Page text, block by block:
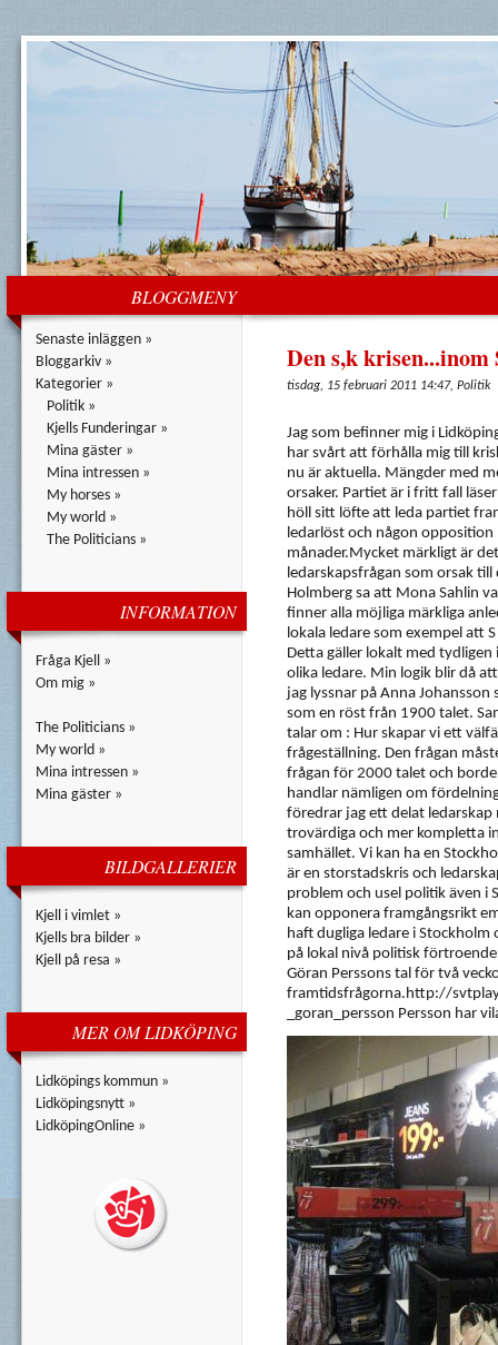
BLOGGMENY
Senaste inläggen »
Bloggarkiv »
Kategorier »
Politik »
Kjells Funderingar »
Mina gäster »
Mina intressen »
My horses »
My world »
The Politicians »
INFORMATION
Fråga Kjell »
Om mig »
The Politicians »
My world »
Mina intressen »
Mina gäster »
BILDGALLERIER
Kjell i vimlet »
Kjells bra bilder »
Kjell på resa »
MER OM LIDKÖPING
Lidköpings kommun »
Lidköpingsnytt »
LidköpingOnline »
Den s,k krisen...inom
tisdag, 15 februari 2011 14:47, Politik
Jag som befinner mig i
har svårt att förhålla mig till
nu är aktuella. Mängder med
orsaker. Partiet är i fritt fall
höll sitt löfte att leda partiet
ledarlöst och någon
månader.Mycket märkligt är
ledarskapsfrågan som orsak
Holmberg sa att Mona Sahlin
finner alla möjliga märkliga
lokala ledare som exempel att
Detta gäller lokalt med
olika ledare. Min logik blir då
jag lyssnar på Anna
som en röst från 1900 talet.
talar om : Hur skapar vi ett
frågeställning. Den frågan
frågan för 2000 talet och
handlar nämligen om
föredrar jag ett delat ledarskap
trovärdiga och mer kompletta
samhället. Vi kan ha en
är en storstadskris och
problem och usel politik även i
kan opponera framgångsrikt
haft dugliga ledare i
på lokal nivå politisk
Göran Perssons tal för två
framtidsfrågorna.http://
_goran_persson Persson har